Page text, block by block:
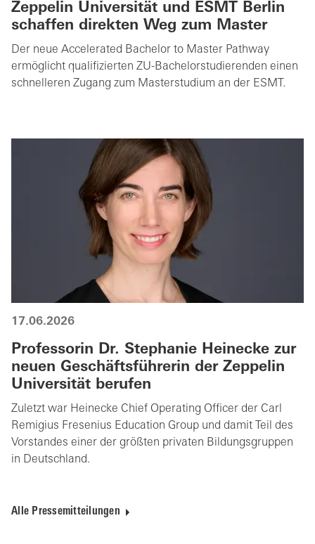
Zeppelin Universität und ESMT Berlin
schaffen direkten Weg zum Master
Der neue Accelerated Bachelor to Master Pathway
ermöglicht qualifizierten ZU-Bachelorstudierenden einen
schnelleren Zugang zum Masterstudium an der ESMT.
17.06.2026
Professorin Dr. Stephanie Heinecke zur
neuen Geschäftsführerin der Zeppelin
Universität berufen
Zuletzt war Heinecke Chief Operating Officer der Carl
Remigius Fresenius Education Group und damit Teil des
Vorstandes einer der größten privaten Bildungsgruppen
in Deutschland.
Alle Pressemitteilungen